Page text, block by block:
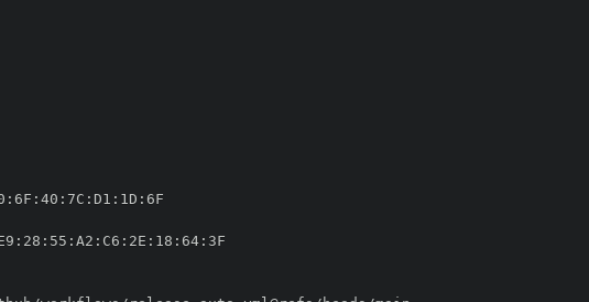
: 6F : 40 : 7C : D1 : 1D :
: 28 : 55 : A2 : C6 : 2E : 18 : 64: